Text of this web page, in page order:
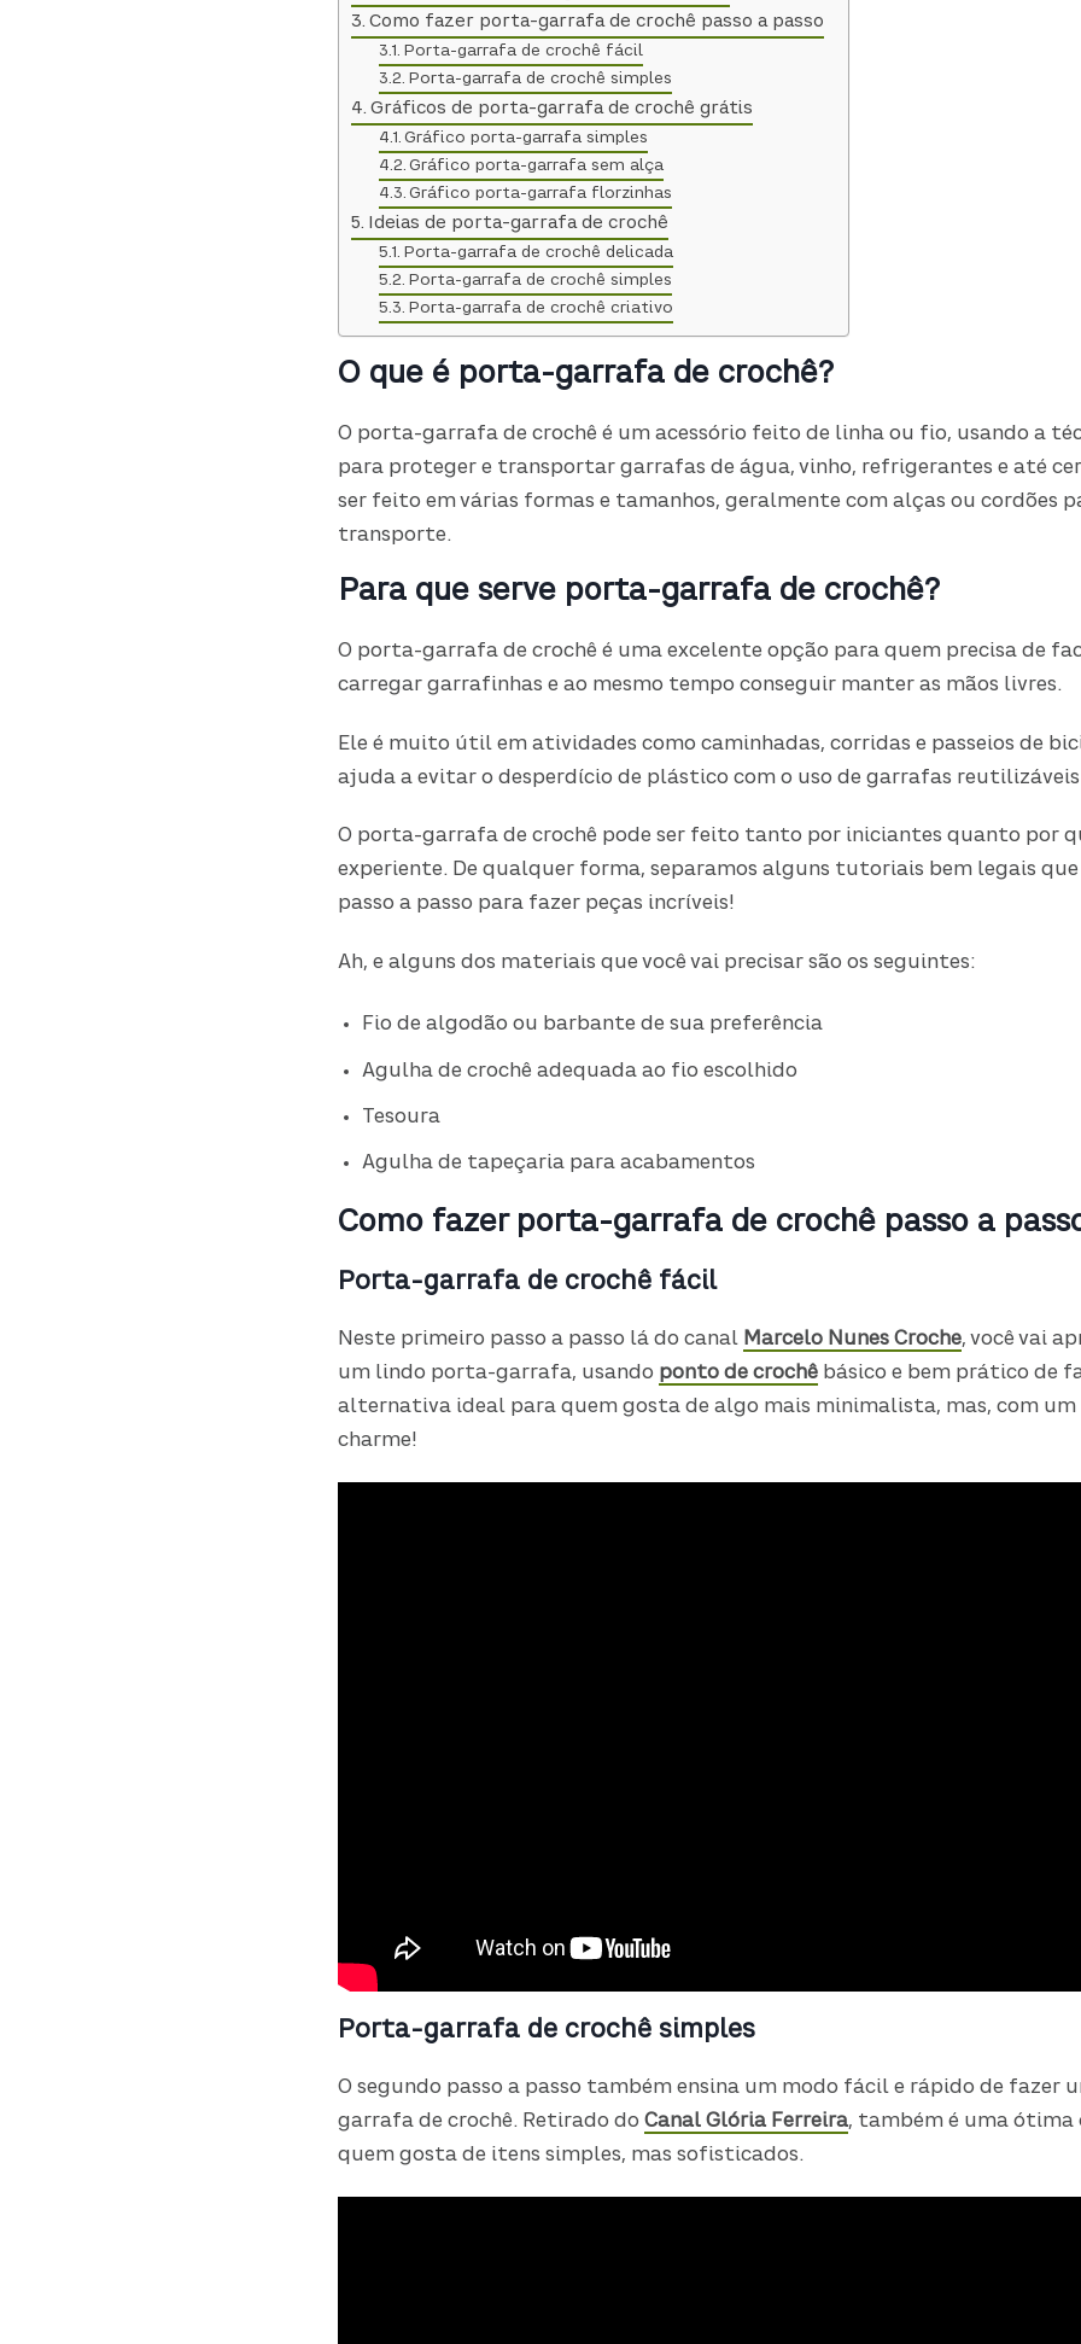
Como fazer porta-garrafa de crochê passo a passo
Porta-garrafa de crochê fácil
Porta-garrafa de crochê simples
Gráficos de porta-garrafa de crochê grátis
Gráfico porta-garrafa simples
Gráfico porta-garrafa sem alça
Gráfico porta-garrafa florzinhas
Ideias de porta-garrafa de crochê
Porta-garrafa de crochê delicada
Porta-garrafa de crochê simples
Porta-garrafa de crochê criativo
O que é porta-garrafa de crochê?
O porta-garrafa de crochê é um acessório feito de linha ou fio, usando a
para proteger e transportar garrafas de água, vinho, refrigerantes e até
ser feito em várias formas e tamanhos, geralmente com alças ou cordões
transporte.
Para que serve porta-garrafa de crochê?
O porta-garrafa de crochê é uma excelente opção para quem precisa de
carregar garrafinhas e ao mesmo tempo conseguir manter as mãos livres.
Ele é muito útil em atividades como caminhadas, corridas e passeios de
ajuda a evitar o desperdício de plástico com o uso de garrafas
O porta-garrafa de crochê pode ser feito tanto por iniciantes quanto por
experiente. De qualquer forma, separamos alguns tutoriais bem legais que
passo a passo para fazer peças incríveis!
Ah, e alguns dos materiais que você vai precisar são os seguintes:
Fio de algodão ou barbante de sua preferência
Agulha de crochê adequada ao fio escolhido
Tesoura
Agulha de tapeçaria para acabamentos
Como fazer porta-garrafa de crochê passo a
Porta-garrafa de crochê fácil
Neste primeiro passo a passo lá do canal Marcelo Nunes Croche, você vai
um lindo porta-garrafa, usando ponto de crochê básico e bem prático de
alternativa ideal para quem gosta de algo mais minimalista, mas, com um
charme!
Porta-garrafa de crochê simples
O segundo passo a passo também ensina um modo fácil e rápido de fazer
garrafa de crochê. Retirado do Canal Glória Ferreira, também é uma ótima
quem gosta de itens simples, mas sofisticados.